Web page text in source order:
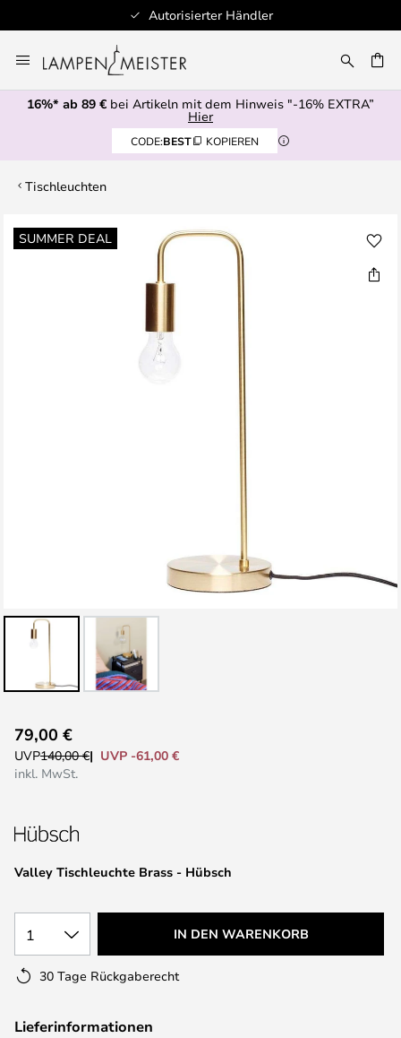
Autorisierter Händler
Inhalt
springen
16%* ab 89 € bei Artikeln mit dem Hinweis "-16% EXTRA”
Hier
CODE:BEST KOPIEREN
Tischleuchten
SUMMER DEAL
Zum
Ende
Anfang
der
Valley Tischleuchte Brass - Hübsch
79,00 €
UVP140,00 €
UVP -61,00 €
inkl. MwSt.
1 IN DEN WARENKORB
30 Tage Rückgaberecht
Lieferinformationen